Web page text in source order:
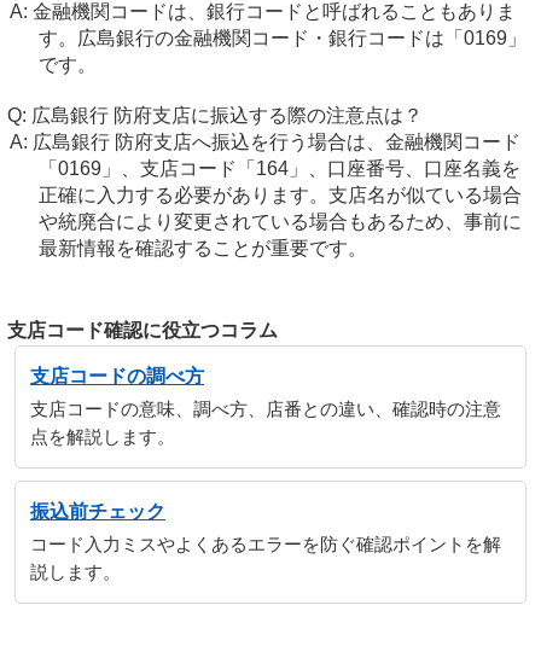
金融機関コードは、銀行コードと呼ばれることもありま
す。広島銀行の金融機関コード・銀行コードは「0169」
です。
広島銀行 防府支店に振込する際の注意点は？
広島銀行 防府支店へ振込を行う場合は、金融機関コード
「0169」、支店コード「164」、口座番号、口座名義を
正確に入力する必要があります。支店名が似ている場合
や統廃合により変更されている場合もあるため、事前に
最新情報を確認することが重要です。
支店コード確認に役立つコラム
支店コードの調べ方
支店コードの意味、調べ方、店番との違い、確認時の注意
点を解説します。
振込前チェック
コード入力ミスやよくあるエラーを防ぐ確認ポイントを解
説します。